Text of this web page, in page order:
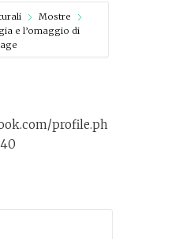
Mostre
e l’omaggio di
profile.ph